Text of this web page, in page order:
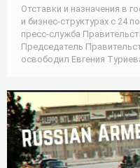
Отставки и назначения в
и бизнес-структурах с 24
пресс-служба
Председатель
освободил Евгения